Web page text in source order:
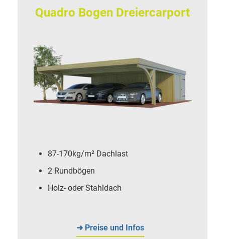
Quadro Bogen Dreiercarport
87-170kg/m² Dachlast
2 Rundbögen
Holz- oder Stahldach
➜ Preise und Infos